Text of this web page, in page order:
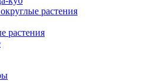
растения
растения